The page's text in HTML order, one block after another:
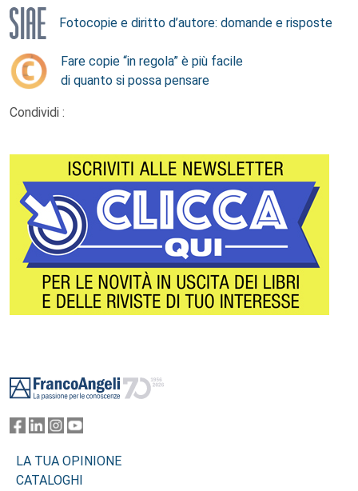
Fotocopie e diritto d’autore: domande e risposte
Fare copie “in regola” è più facile
di quanto si possa pensare
Condividi :
LA TUA OPINIONE
CATALOGHI